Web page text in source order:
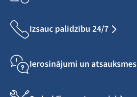
Izsauc palīdzību 24/7
Ierosinājumi un atsauksmes